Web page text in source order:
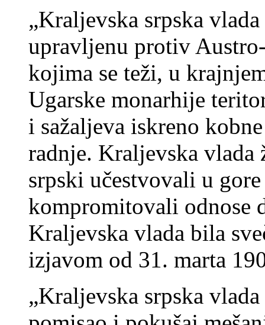
„Kraljevska srpska
upravljenu protiv
kojima se teži, u
Ugarske monarhije
i sažaljeva iskreno
radnje. Kraljevska
srpski učestvovali u
kompromitovali odnose
Kraljevska vlada bila
izjavom od 31. marta
„Kraljevska srpska